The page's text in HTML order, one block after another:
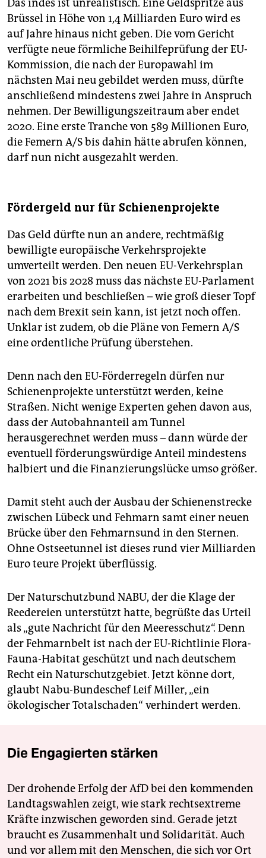
Das indes ist unrealistisch. Eine Geldspritze aus
Brüssel in Höhe von 1,4 Milliarden Euro wird es
auf Jahre hinaus nicht geben. Die vom Gericht
verfügte neue förmliche Beihilfeprüfung der EU-
Kommission, die nach der Europawahl im
nächsten Mai neu gebildet werden muss, dürfte
anschließend mindestens zwei Jahre in Anspruch
nehmen. Der Bewilligungszeitraum aber endet
2020. Eine erste Tranche von 589 Millionen Euro,
die Femern A/S bis dahin hätte abrufen können,
darf nun nicht ausgezahlt werden.
Fördergeld nur für Schienenprojekte
Das Geld dürfte nun an andere, rechtmäßig
bewilligte europäische Verkehrsprojekte
umverteilt werden. Den neuen EU-Verkehrsplan
von 2021 bis 2028 muss das nächste EU-Parlament
erarbeiten und beschließen – wie groß dieser Topf
nach dem Brexit sein kann, ist jetzt noch offen.
Unklar ist zudem, ob die Pläne von Femern A/S
eine ordentliche Prüfung überstehen.
Denn nach den EU-Förderregeln dürfen nur
Schienenprojekte unterstützt werden, keine
Straßen. Nicht wenige Experten gehen davon aus,
dass der Autobahnanteil am Tunnel
herausgerechnet werden muss – dann würde der
eventuell förderungswürdige Anteil mindestens
halbiert und die Finanzierungslücke umso größer.
Damit steht auch der Ausbau der Schienenstrecke
zwischen Lübeck und Fehmarn samt einer neuen
Brücke über den Fehmarnsund in den Sternen.
Ohne Ostseetunnel ist dieses rund vier Milliarden
Euro teure Projekt überflüssig.
Der Naturschutzbund NABU, der die Klage der
Reedereien unterstützt hatte, begrüßte das Urteil
als „gute Nachricht für den Meeresschutz“. Denn
der Fehmarnbelt ist nach der EU-Richtlinie Flora-
Fauna-Habitat geschützt und nach deutschem
Recht ein Naturschutzgebiet. Jetzt könne dort,
glaubt Nabu-Bundeschef Leif Miller, „ein
ökologischer Totalschaden“ verhindert werden.
Die Engagierten stärken
Der drohende Erfolg der AfD bei den kommenden
Landtagswahlen zeigt, wie stark rechtsextreme
Kräfte inzwischen geworden sind. Gerade jetzt
braucht es Zusammenhalt und Solidarität. Auch
und vor allem mit den Menschen, die sich vor Ort